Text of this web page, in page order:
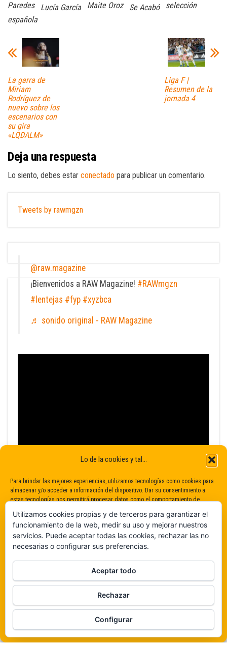
Lo de la cookies y tal...
Para brindar las mejores experiencias, utilizamos tecnologías como cookies para
almacenar y/o acceder a información del dispositivo. Dar su consentimiento a
estas tecnologías nos permitirá procesar datos como el comportamiento de
consentimiento puede afectar negativamente a determinadas características y
funciones.
De ninguna manera
Veámos que hay aquí
Política de cookies
Paredes
Lucía García Maite Oroz Se Acabó
selección
española
La garra de
Miriam
Rodríguez de
nuevo sobre los
escenarios con
su gira
«LQDALM»
Liga F |
Resumen de la
jornada 4
Deja una respuesta
Lo siento, debes estar conectado para publicar un comentario.
Tweets by rawmgzn
@raw.magazine
¡Bienvenidos a RAW Magazine! #RAWmgzn
#lentejas #fyp #xyzbca
♬ sonido original - RAW Magazine
WordPress |Tema:
Utilizamos cookies propias y de terceros para garantizar el
funcionamiento de la web, medir su uso y mejorar nuestros
servicios. Puede aceptar todas las cookies, rechazar las no
necesarias o configurar sus preferencias.
Aceptar todo
Rechazar
Configurar